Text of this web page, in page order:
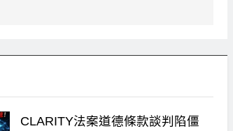
CLARITY法案道德條款談判陷僵